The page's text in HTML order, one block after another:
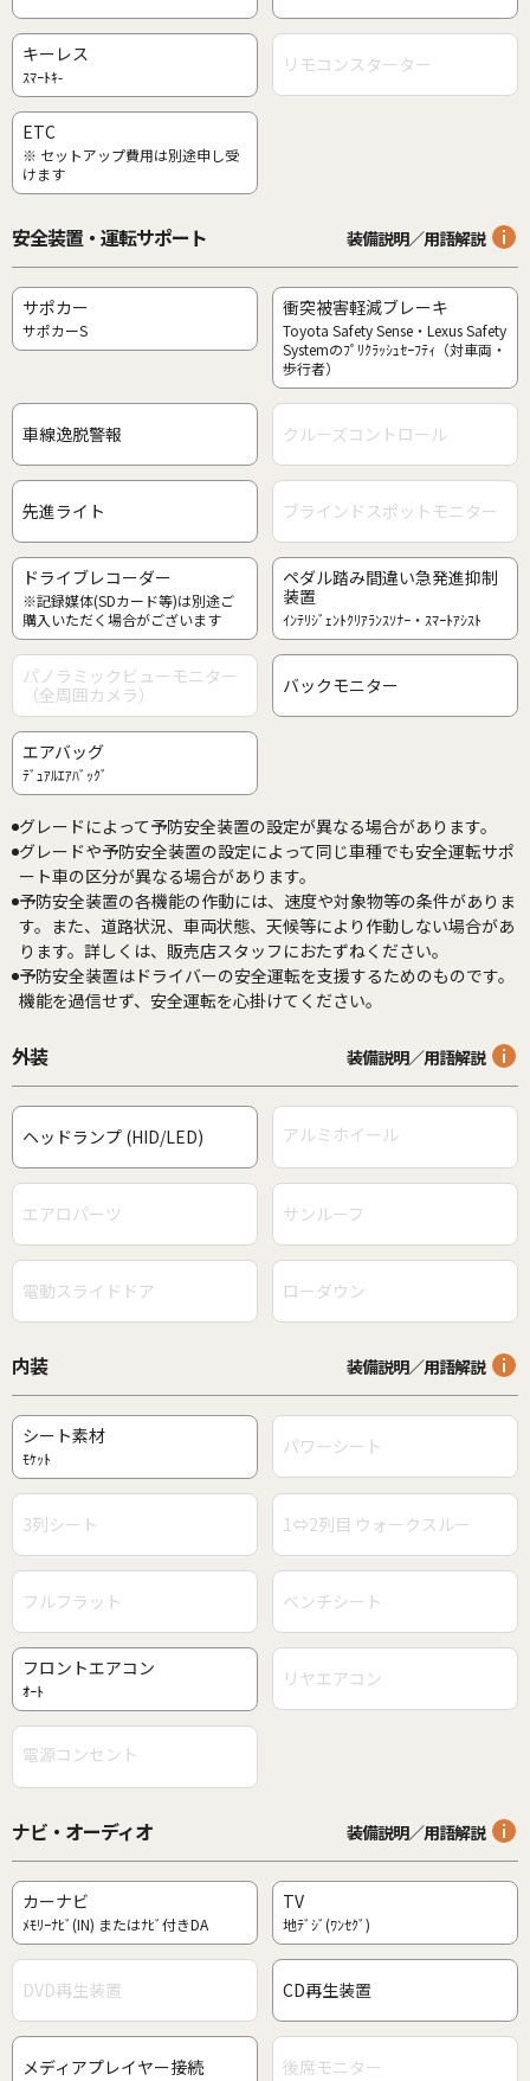
キーレス
ｽﾏｰﾄｷ- リモコンスターター
ETC
※ セットアップ費用は別途申し受
けます
安全装置・運転サポート 装備説明／用語解説
サポカー
サポカーS
衝突被害軽減ブレーキ
Toyota Safety Sense・Lexus Safety
Systemのﾌﾟﾘｸﾗｯｼｭｾｰﾌﾃｨ（対車両・
歩行者）
車線逸脱警報 クルーズコントロール
先進ライト ブラインドスポットモニター
ドライブレコーダー
※記録媒体(SDカード等)は別途ご
購入いただく場合がございます
ペダル踏み間違い急発進抑制
装置
ｲﾝﾃﾘｼﾞｪﾝﾄｸﾘｱﾗﾝｽｿﾅｰ・ｽﾏｰﾄｱｼｽﾄ
パノラミックビューモニター
（全周囲カメラ）
バックモニター
エアバッグ
ﾃﾞｭｱﾙｴｱﾊﾞｯｸﾞ
グレードによって予防安全装置の設定が異なる場合があります。
グレードや予防安全装置の設定によって同じ車種でも安全運転サポ
ート車の区分が異なる場合があります。
予防安全装置の各機能の作動には、速度や対象物等の条件がありま
す。また、道路状況、車両状態、天候等により作動しない場合があ
ります。詳しくは、販売店スタッフにおたずねください。
予防安全装置はドライバーの安全運転を支援するためのものです。
機能を過信せず、安全運転を心掛けてください。
外装 装備説明／用語解説
ヘッドランプ (HID/LED) アルミホイール
エアロパーツ サンルーフ
電動スライドドア ローダウン
内装 装備説明／用語解説
シート素材
ﾓｹｯﾄ パワーシート
3列シート 1⇔2列目 ウォークスルー
フルフラット ベンチシート
フロントエアコン
ｵｰﾄ リヤエアコン
電源コンセント
ナビ・オーディオ 装備説明／用語解説
カーナビ
ﾒﾓﾘｰﾅﾋﾞ(IN) またはﾅﾋﾞ付きDA
TV
地ﾃﾞｼﾞ(ﾜﾝｾｸﾞ)
DVD再生装置 CD再生装置
メディアプレイヤー接続 後席モニター